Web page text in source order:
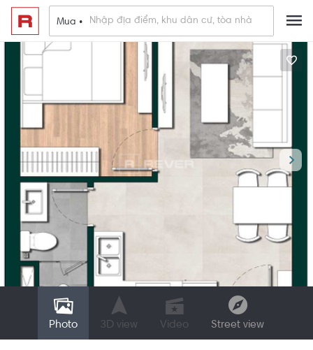
Mua •
Photo 3D view Video Street view